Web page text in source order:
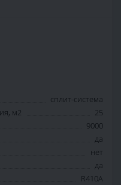
сплит-система
м2
25
9000
да
нет
да
R410A